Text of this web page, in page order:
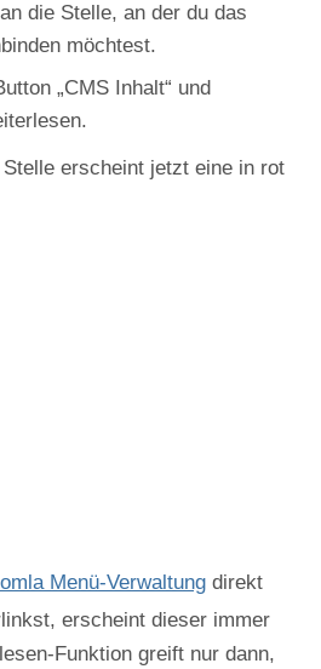
die Stelle, an der du das
möchtest.
„CMS Inhalt“ und
erscheint jetzt eine in rot
Menü-Verwaltung direkt
erscheint dieser immer
Funktion greift nur dann,